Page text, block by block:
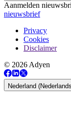
Aanmelden
nieuwsbrief
Privacy
Cookies
Disclaimer
© 2026 Adyen
Nederland